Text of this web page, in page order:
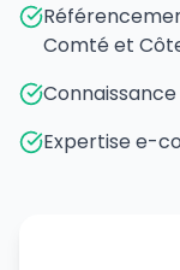
Comté et
Expertise e-